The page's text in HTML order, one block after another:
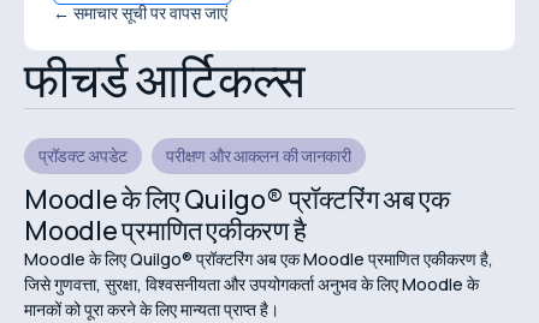
← समाचार सूची पर वापस जाएं
फीचर्ड आर्टिकल्स
प्रॉडक्ट अपडेट परीक्षण और आकलन की जानकारी
Moodle के लिए Quilgo® प्रॉक्टरिंग अब एक
Moodle प्रमाणित एकीकरण है
Moodle के लिए Quilgo® प्रॉक्टरिंग अब एक Moodle प्रमाणित एकीकरण है,
जिसे गुणवत्ता, सुरक्षा, विश्वसनीयता और उपयोगकर्ता अनुभव के लिए Moodle के
मानकों को पूरा करने के लिए मान्यता प्राप्त है।